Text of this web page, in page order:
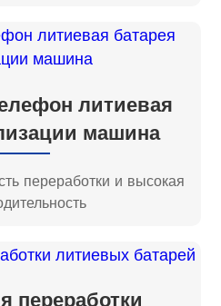
литиевая
машина
переработки и высокая
переработки